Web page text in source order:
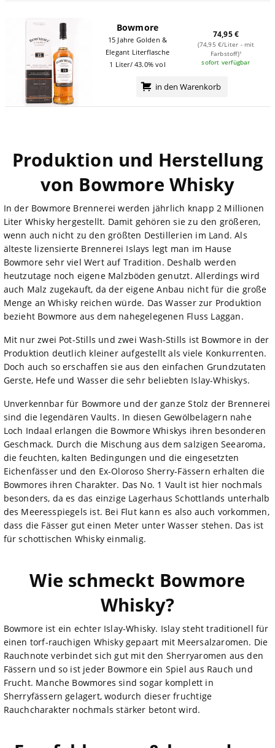
Bowmore
15 Jahre Golden &
Elegant Literflasche
1 Liter/ 43.0% vol
74,95 €
(74,95 €/Liter - mit
Farbstoff)¹
sofort verfügbar
in den Warenkorb
Produktion und Herstellung
von Bowmore Whisky
In der Bowmore Brennerei werden jährlich knapp 2 Millionen
Liter Whisky hergestellt. Damit gehören sie zu den größeren,
wenn auch nicht zu den größten Destillerien im Land. Als
älteste lizensierte Brennerei Islays legt man im Hause
Bowmore sehr viel Wert auf Tradition. Deshalb werden
heutzutage noch eigene Malzböden genutzt. Allerdings wird
auch Malz zugekauft, da der eigene Anbau nicht für die große
Menge an Whisky reichen würde. Das Wasser zur Produktion
bezieht Bowmore aus dem nahegelegenen Fluss Laggan.
Mit nur zwei Pot-Stills und zwei Wash-Stills ist Bowmore in der
Produktion deutlich kleiner aufgestellt als viele Konkurrenten.
Doch auch so erschaffen sie aus den einfachen Grundzutaten
Gerste, Hefe und Wasser die sehr beliebten Islay-Whiskys.
Unverkennbar für Bowmore und der ganze Stolz der Brennerei
sind die legendären Vaults. In diesen Gewölbelagern nahe
Loch Indaal erlangen die Bowmore Whiskys ihren besonderen
Geschmack. Durch die Mischung aus dem salzigen Seearoma,
die feuchten, kalten Bedingungen und die eingesetzten
Eichenfässer und den Ex-Oloroso Sherry-Fässern erhalten die
Bowmores ihren Charakter. Das No. 1 Vault ist hier nochmals
besonders, da es das einzige Lagerhaus Schottlands unterhalb
des Meeresspiegels ist. Bei Flut kann es also auch vorkommen,
dass die Fässer gut einen Meter unter Wasser stehen. Das ist
für schottischen Whisky einmalig.
Wie schmeckt Bowmore
Whisky?
Bowmore ist ein echter Islay-Whisky. Islay steht traditionell für
einen torf-rauchigen Whisky gepaart mit Meersalzaromen. Die
Rauchnote verbindet sich gut mit den Sherryaromen aus den
Fässern und so ist jeder Bowmore ein Spiel aus Rauch und
Frucht. Manche Bowmores sind sogar komplett in
Sherryfässern gelagert, wodurch dieser fruchtige
Rauchcharakter nochmals stärker betont wird.